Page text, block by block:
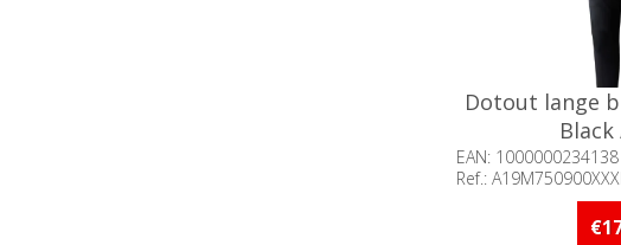
Dotout lange
Black
EAN: 1000000234138
Ref.: A19M750900XXXL